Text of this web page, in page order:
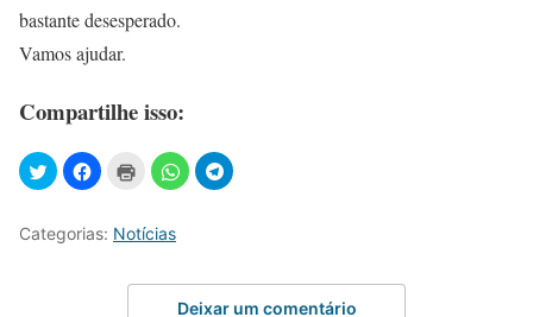
bastante desesperado.
Vamos ajudar.
Compartilhe isso:
Categorias: Notícias
Deixar um comentário